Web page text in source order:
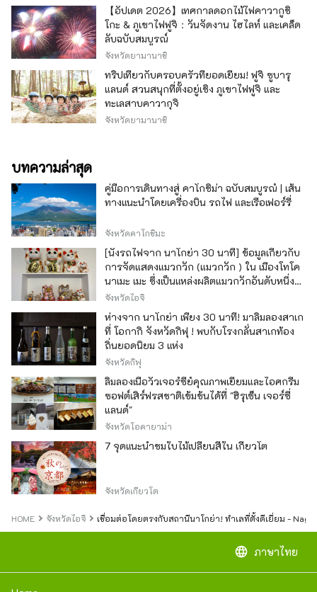
【อัปเดต 2026】เทศกาลดอกไม้ไฟคาวากูชิ
โกะ & ภูเขาไฟฟูจิ：วันจัดงาน ไฮไลท์ และเคล็ด
ลับฉบับสมบูรณ์
จังหวัดยามานาชิ
ทริปเที่ยวกับครอบครัวที่ยอดเยี่ยม! ฟูจิ ซูบารุ
แลนด์ สวนสนุกที่ตั้งอยู่เชิง ภูเขาไฟฟูจิ และ
ทะเลสาบคาวากุจิ
จังหวัดยามานาชิ
บทความล่าสุด
คู่มือการเดินทางสู่ คาโกชิม่า ฉบับสมบูรณ์ | เส้น
ทางแนะนำโดยเครื่องบิน รถไฟ และเรือเฟอร์รี่
จังหวัดคาโกชิมะ
[นั่งรถไฟจาก นาโกย่า 30 นาที] ข้อมูลเกี่ยวกับ
การจัดแสดงแมวกวัก (แมวกวัก ) ใน เมืองโทโค
นาเมะ เมะ ซึ่งเป็นแหล่งผลิตแมวกวักอันดับหนึ่ง
ของญี่ปุ่น
จังหวัดไอจิ
ห่างจาก นาโกย่า เพียง 30 นาที! มาลิ้มลองสาเก
ที่ โอกากิ จังหวัดกิฟุ ! พบกับโรงกลั่นสาเกท้อง
ถิ่นยอดนิยม 3 แห่ง
จังหวัดกิฟุ
ลิ้มลองเนื้อวัวเจอร์ซีย์คุณภาพเยี่ยมและไอศกรีม
ซอฟต์เสิร์ฟรสชาติเข้มข้นได้ที่ "ฮิรุเซ็น เจอร์ซี่
แลนด์"
จังหวัดโอคายาม่า
7 จุดแนะนำชมใบไม้เปลี่ยนสีใน เกียวโต
จังหวัดเกียวโต
HOME จังหวัดไอจิ เชื่อมต่อโดยตรงกับสถานีนาโกย่า! ทำเลที่ตั้งดีเยี่ยม -
language ภาษาไทย